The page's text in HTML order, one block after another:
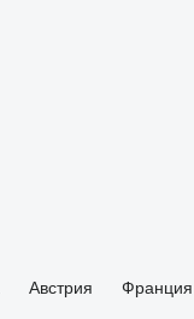
Австрия Франция